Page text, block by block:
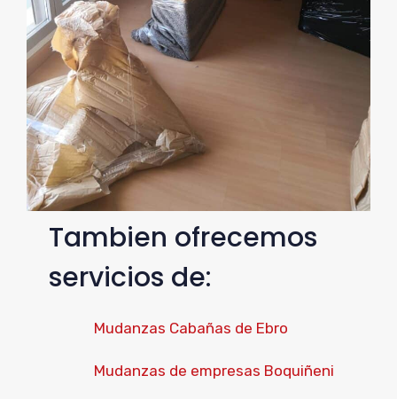
Tambien ofrecemos
servicios de:
Mudanzas Cabañas de Ebro
Mudanzas de empresas Boquiñeni